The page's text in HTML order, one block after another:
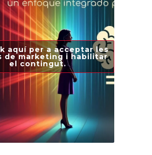
aquí per a acceptar les
de marketing i habilitar
el contingut.